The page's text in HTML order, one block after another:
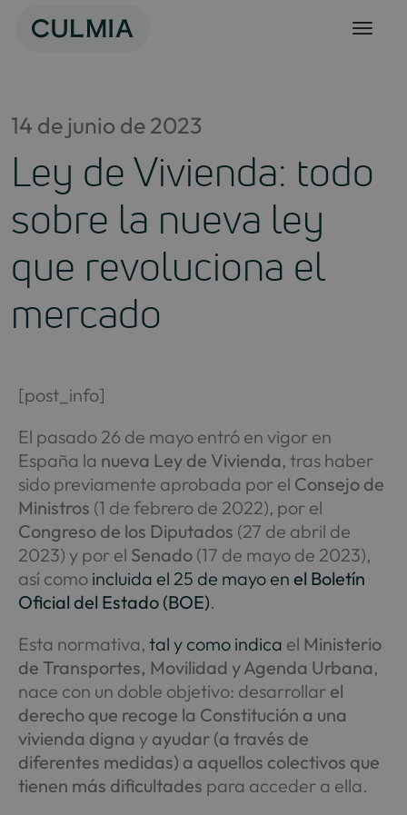
14 de junio de 2023
Ley de Vivienda: todo
sobre la nueva ley
que revoluciona el
mercado
[post_info]
El pasado 26 de mayo entró en vigor en
España la nueva Ley de Vivienda, tras haber
sido previamente aprobada por el Consejo de
Ministros (1 de febrero de 2022), por el
Congreso de los Diputados (27 de abril de
2023) y por el Senado(17 de mayo de 2023),
así como incluida el 25 de mayo en el Boletín
Oficial del Estado (BOE).
Esta normativa, tal y como indica el Ministerio
de Transportes, Movilidad y Agenda Urbana,
nace con un doble objetivo: desarrollar el
derecho que recoge la Constitución a una
vivienda digna y ayudar (a través de
diferentes medidas) a aquellos colectivos que
tienen más dificultades para acceder a ella.